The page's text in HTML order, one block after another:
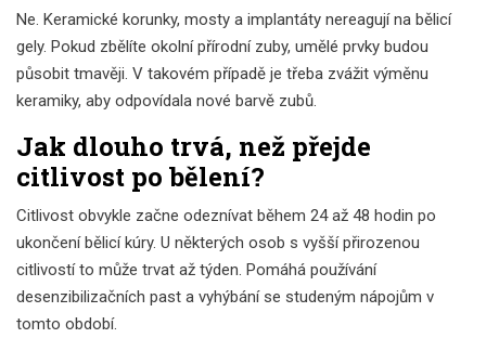
Ne. Keramické korunky, mosty a implantáty nereagují na bělicí
gely. Pokud zbělíte okolní přírodní zuby, umělé prvky budou
působit tmavěji. V takovém případě je třeba zvážit výměnu
keramiky, aby odpovídala nové barvě zubů.
Jak dlouho trvá, než přejde
citlivost po bělení?
Citlivost obvykle začne odeznívat během 24 až 48 hodin po
ukončení bělicí kúry. U některých osob s vyšší přirozenou
citlivostí to může trvat až týden. Pomáhá používání
desenzibilizačních past a vyhýbání se studeným nápojům v
tomto období.